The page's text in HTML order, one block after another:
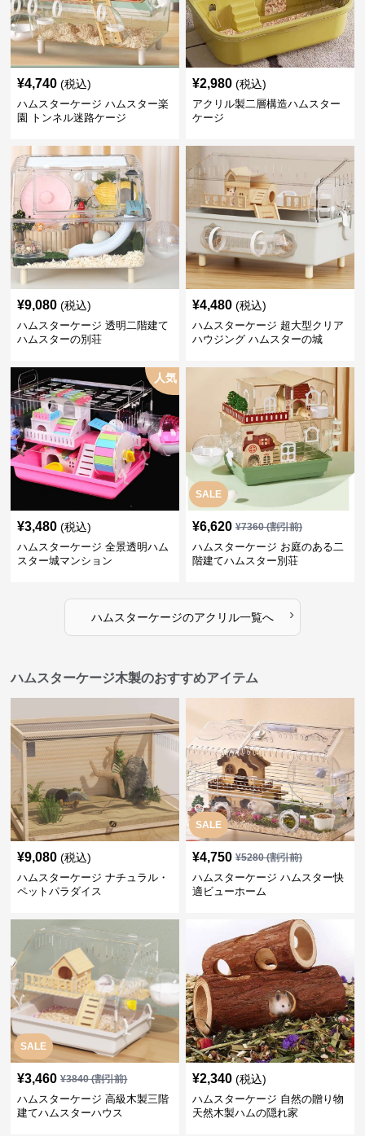
¥4,740 (税込)
ハムスターケージ ハムスター楽
園 トンネル迷路ケージ
¥2,980 (税込)
アクリル製二層構造ハムスター
ケージ
¥9,080 (税込)
ハムスターケージ 透明二階建て
ハムスターの別荘
¥4,480 (税込)
ハムスターケージ 超大型クリア
ハウジング ハムスターの城
人気
¥3,480 (税込)
ハムスターケージ 全景透明ハム
スター城マンション
SALE
¥6,620 ¥7360(割引前)
ハムスターケージ お庭のある二
階建てハムスター別荘
ハムスターケージのアクリル一覧へ ›
ハムスターケージ木製のおすすめアイテム
¥9,080 (税込)
ハムスターケージ ナチュラル・
ペットパラダイス
SALE
¥4,750 ¥5280(割引前)
ハムスターケージ ハムスター快
適ビューホーム
SALE
¥3,460 ¥3840(割引前)
ハムスターケージ 高級木製三階
建てハムスターハウス
¥2,340 (税込)
ハムスターケージ 自然の贈り物
天然木製ハムの隠れ家